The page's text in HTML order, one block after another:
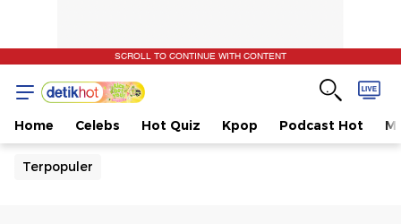
SCROLL TO CONTINUE WITH CONTENT
Home Celebs Hot Quiz Kpop Podcast Hot
Terpopuler